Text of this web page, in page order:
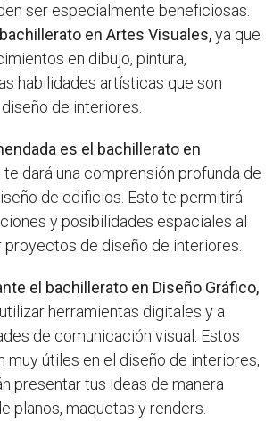
ser especialmente beneficiosas.
en Artes Visuales,ya que
en dibujo, pintura,
habilidades artísticas que son
de interiores.
es el bachillerato en
te dará una comprensión profunda de
de edificios. Esto te permitirá
y posibilidades espaciales al
de diseño de interiores.
el bachillerato en Diseño Gráfico,
herramientas digitales y a
de comunicación visual. Estos
muy útiles en el diseño de interiores,
presentar tus ideas de manera
planos, maquetas y renders.